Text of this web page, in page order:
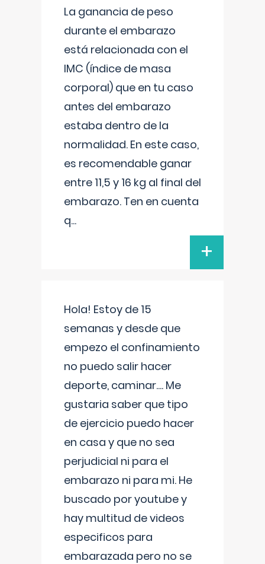
La ganancia de peso
durante el embarazo
está relacionada con el
IMC (índice de masa
corporal) que en tu caso
antes del embarazo
estaba dentro de la
normalidad. En este caso,
es recomendable ganar
entre 11,5 y 16 kg al final del
embarazo. Ten en cuenta
q...
+
Hola! Estoy de 15
semanas y desde que
empezo el confinamiento
no puedo salir hacer
deporte, caminar.... Me
gustaria saber que tipo
de ejercicio puedo hacer
en casa y que no sea
perjudicial ni para el
embarazo ni para mi. He
buscado por youtube y
hay multitud de videos
especificos para
embarazada pero no se